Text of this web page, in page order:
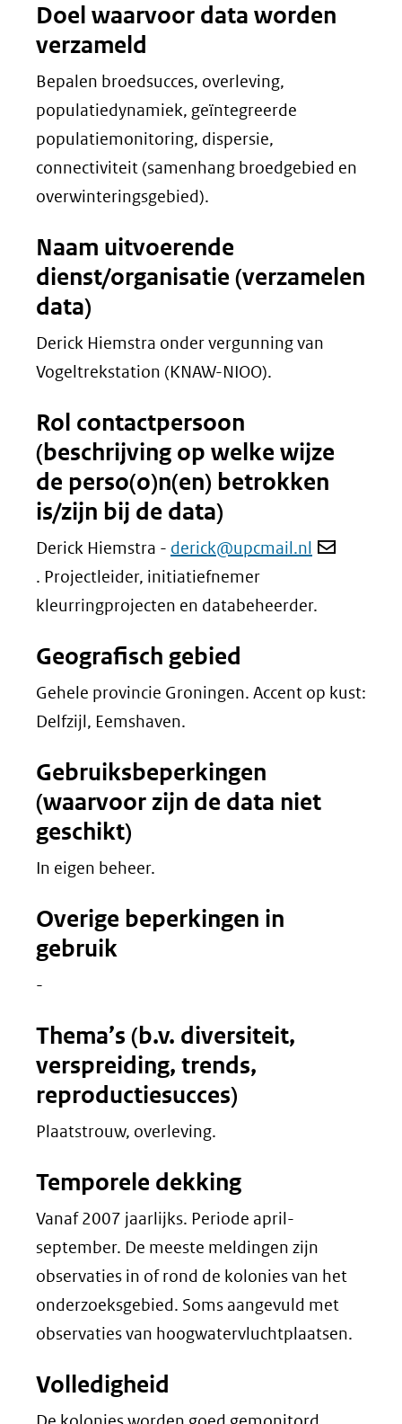
nieuw
(verwijst
naar
een
andere
Doel waarvoor data worden
verzameld
Bepalen broedsucces, overleving,
populatiedynamiek, geïntegreerde
populatiemonitoring, dispersie,
connectiviteit (samenhang broedgebied en
overwinteringsgebied).
Naam uitvoerende
dienst/organisatie (verzamelen
data)
Derick Hiemstra onder vergunning van
Vogeltrekstation (KNAW-NIOO).
Rol contactpersoon
(beschrijving op welke wijze
de perso(o)n(en) betrokken
is/zijn bij de data)
Derick Hiemstra - derick@upcmail.nl
. Projectleider, initiatiefnemer
kleurringprojecten en databeheerder.
Geografisch gebied
Gehele provincie Groningen. Accent op kust:
Delfzijl, Eemshaven.
Gebruiksbeperkingen
(waarvoor zijn de data niet
geschikt)
In eigen beheer.
Overige beperkingen in
gebruik
-
Thema’s (b.v. diversiteit,
verspreiding, trends,
reproductiesucces)
Plaatstrouw, overleving.
Temporele dekking
Vanaf 2007 jaarlijks. Periode april-
september. De meeste meldingen zijn
observaties in of rond de kolonies van het
onderzoeksgebied. Soms aangevuld met
observaties van hoogwatervluchtplaatsen.
Volledigheid